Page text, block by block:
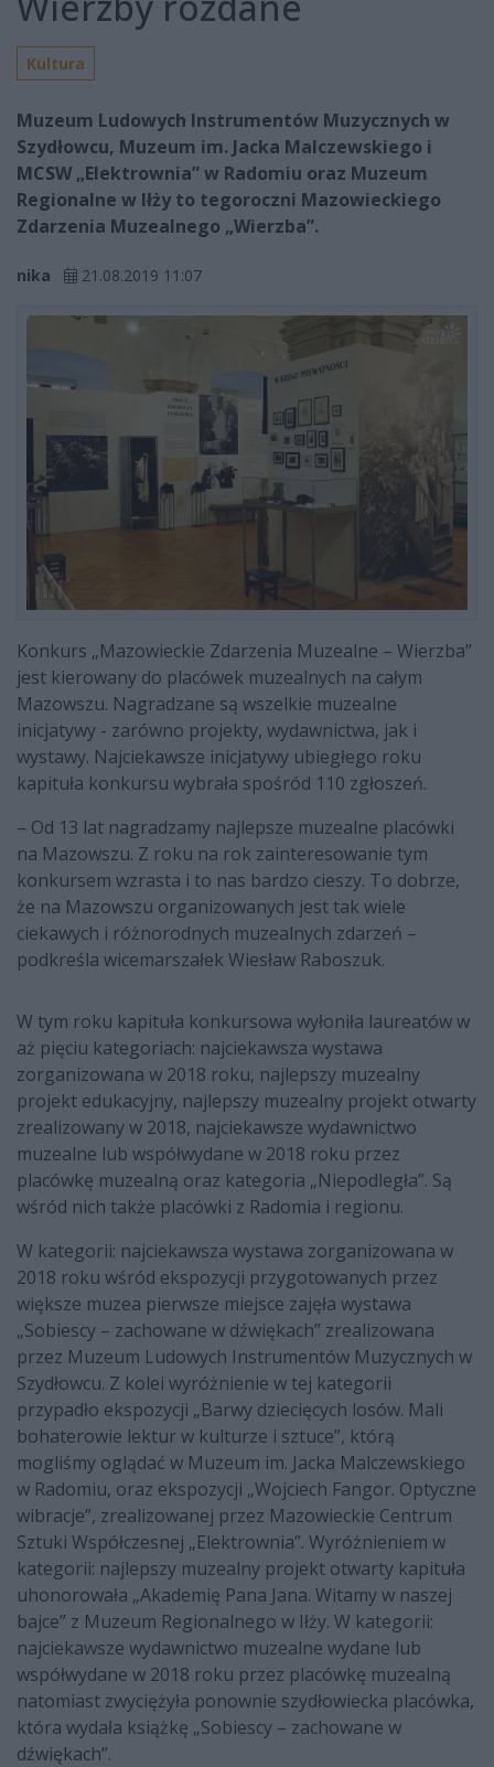
Kultura
Muzeum Ludowych Instrumentów Muzycznych w
Szydłowcu, Muzeum im. Jacka Malczewskiego i
MCSW „Elektrownia” w Radomiu oraz Muzeum
Regionalne w Iłży to tegoroczni Mazowieckiego
Zdarzenia Muzealnego „Wierzba”.
nika 21.08.2019 11:07
Konkurs „Mazowieckie Zdarzenia Muzealne – Wierzba”
jest kierowany do placówek muzealnych na całym
Mazowszu. Nagradzane są wszelkie muzealne
inicjatywy - zarówno projekty, wydawnictwa, jak i
wystawy. Najciekawsze inicjatywy ubiegłego roku
kapituła konkursu wybrała spośród 110 zgłoszeń.
– Od 13 lat nagradzamy najlepsze muzealne placówki
na Mazowszu. Z roku na rok zainteresowanie tym
konkursem wzrasta i to nas bardzo cieszy. To dobrze,
że na Mazowszu organizowanych jest tak wiele
ciekawych i różnorodnych muzealnych zdarzeń –
podkreśla wicemarszałek Wiesław Raboszuk.
W tym roku kapituła konkursowa wyłoniła laureatów w
aż pięciu kategoriach: najciekawsza wystawa
zorganizowana w 2018 roku, najlepszy muzealny
projekt edukacyjny, najlepszy muzealny projekt otwarty
zrealizowany w 2018, najciekawsze wydawnictwo
muzealne lub współwydane w 2018 roku przez
placówkę muzealną oraz kategoria „Niepodległa”. Są
wśród nich także placówki z Radomia i regionu.
W kategorii: najciekawsza wystawa zorganizowana w
2018 roku wśród ekspozycji przygotowanych przez
większe muzea pierwsze miejsce zajęła wystawa
„Sobiescy – zachowane w dźwiękach” zrealizowana
przez Muzeum Ludowych Instrumentów Muzycznych w
Szydłowcu. Z kolei wyróżnienie w tej kategorii
przypadło ekspozycji „Barwy dziecięcych losów. Mali
bohaterowie lektur w kulturze i sztuce”, którą
mogliśmy oglądać w Muzeum im. Jacka Malczewskiego
w Radomiu, oraz ekspozycji „Wojciech Fangor. Optyczne
wibracje”, zrealizowanej przez Mazowieckie Centrum
Sztuki Współczesnej „Elektrownia”. Wyróżnieniem w
kategorii: najlepszy muzealny projekt otwarty kapituła
uhonorowała „Akademię Pana Jana. Witamy w naszej
bajce” z Muzeum Regionalnego w Iłży. W kategorii:
najciekawsze wydawnictwo muzealne wydane lub
współwydane w 2018 roku przez placówkę muzealną
natomiast zwyciężyła ponownie szydłowiecka placówka,
która wydała książkę „Sobiescy – zachowane w
dźwiękach”.